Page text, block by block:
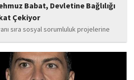
Babat, Devletine Bağlılığı
Çekiyor
sıra sosyal sorumluluk projelerine
alanında bir lise ile iki okulun
Şırnak'ın çeşitli noktalarında
eden...